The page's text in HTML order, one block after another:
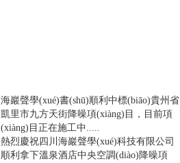
海巖聲學(xué)書(shū)順利中標(biāo)貴州省
凱里市九方天街降噪項(xiàng)目，目前項
(xiàng)目正在施工中.....
熱烈慶祝四川海巖聲學(xué)科技有限公司
順利拿下溫泉酒店中央空調(diào)降噪項